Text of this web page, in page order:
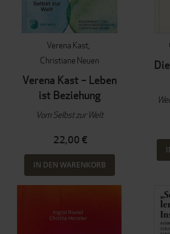
Verena Kast
Christiane Neuen
Verena Kast – Leben
ist Beziehung
Vom Selbst zur Welt
22,00 €
IN DEN WARENKORB